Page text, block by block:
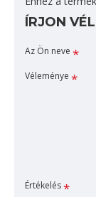
ÍRJON
Az Ön neve
Véleménye
Értékelés